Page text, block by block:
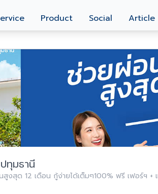
Product Social Article
ทุมธานี
งสุด 12 เดือน กู้ง่ายได้เต็มๆ100% ฟรี เฟอร์ฯ +